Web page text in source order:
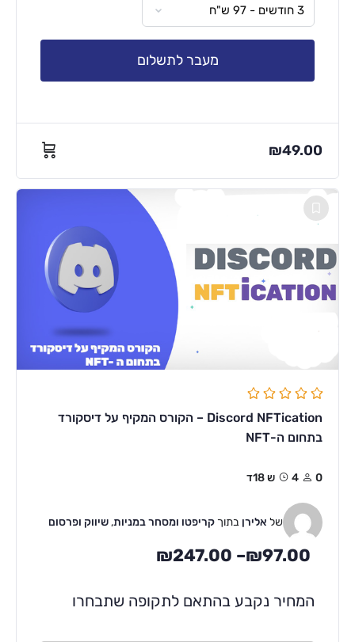
מעבר לתשלום
₪49.00
Discord NFTication – הקורס המקיף על דיסקורד
בתחום ה-NFT
0 4ש 18ד
של אלירן בתוך קריפטו ומסחר במניות, שיווק ופרסום
₪97.00
–
₪247.00
המחיר נקבע בהתאם לתקופה שתבחרו